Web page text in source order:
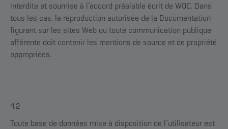
interdite et soumise à l’accord préalable écrit de WOC. Dans
tous les cas, la reproduction autorisée de la Documentation
figurant sur les sites Web ou toute communication publique
afférente doit contenir les mentions de source et de propriété
appropriées.
4.2
Toute base de données mise à disposition de l’utilisateur est